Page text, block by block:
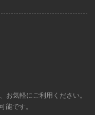
お気軽にご利用ください。
能です。